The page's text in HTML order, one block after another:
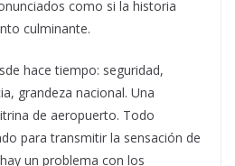
como si la historia
culminante.
hace tiempo: seguridad,
grandeza nacional. Una
de aeropuerto. Todo
para transmitir la sensación de
un problema con los